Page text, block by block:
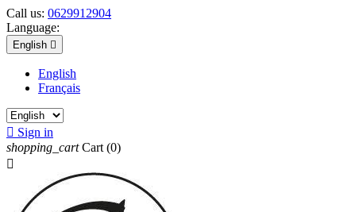
Call us: 0629912904
Language:
English 
English
Français
 Sign in
shopping_cart Cart (0)
